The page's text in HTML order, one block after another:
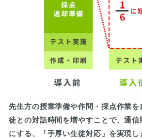
先生方の授業準備や作問・採点作業
徒との対話時間を増やすことで、通信
にする、「手厚い生徒対応」を実現し